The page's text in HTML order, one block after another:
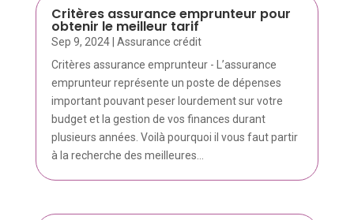
Critères assurance emprunteur pour
obtenir le meilleur tarif
Sep 9, 2024| Assurance crédit
Critères assurance emprunteur - L’assurance
emprunteur représente un poste de dépenses
important pouvant peser lourdement sur votre
budget et la gestion de vos finances durant
plusieurs années. Voilà pourquoi il vous faut partir
à la recherche des meilleures...